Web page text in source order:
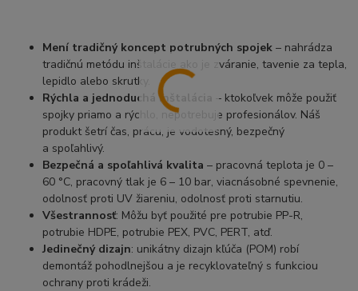
Mení tradičný koncept potrubných spojek – nahrádza
tradičnú metódu inštalácie ako je zváranie, tavenie za tepla,
lepidlo alebo skrutky.
Rýchla a jednoduchá inštalácia
– ktokoľvek môže použiť
spojky priamo a rýchlo, nepotrebuje profesionálov. Náš
produkt šetrí čas, prácu, je vodotesný, bezpečný
a spoľahlivý.
Bezpečná a spoľahlivá kvalita – pracovná teplota je 0 –
60 °C, pracovný tlak je 6 – 10 bar, viacnásobné spevnenie,
odolnosť proti UV žiareniu, odolnosť proti starnutiu.
Všestrannosť: Môžu byť použité pre potrubie PP-R,
potrubie HDPE, potrubie PEX, PVC, PERT, atď.
Jedinečný dizajn: unikátny dizajn kľúča (POM) robí
demontáž pohodlnejšou a je recyklovateľný s funkciou
ochrany proti krádeži.